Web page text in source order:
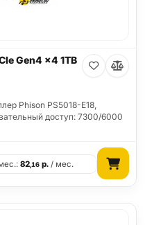
Gen4 x4 1TB
Phison PS5018-E18,
доступ: 7300/6000
82,16 р. / мес.